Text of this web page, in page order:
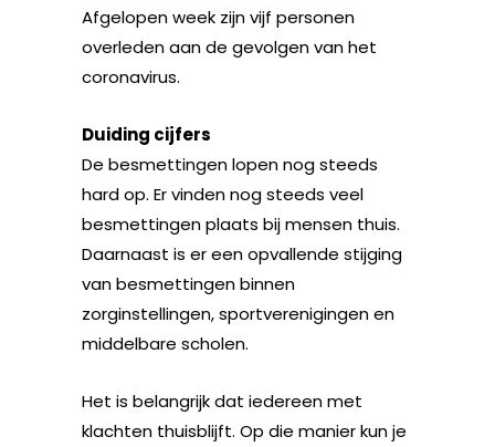
Afgelopen week zijn vijf personen
overleden aan de gevolgen van het
coronavirus.
Duiding cijfers
De besmettingen lopen nog steeds
hard op. Er vinden nog steeds veel
besmettingen plaats bij mensen thuis.
Daarnaast is er een opvallende stijging
van besmettingen binnen
zorginstellingen, sportverenigingen en
middelbare scholen.
Het is belangrijk dat iedereen met
klachten thuisblijft. Op die manier kun je